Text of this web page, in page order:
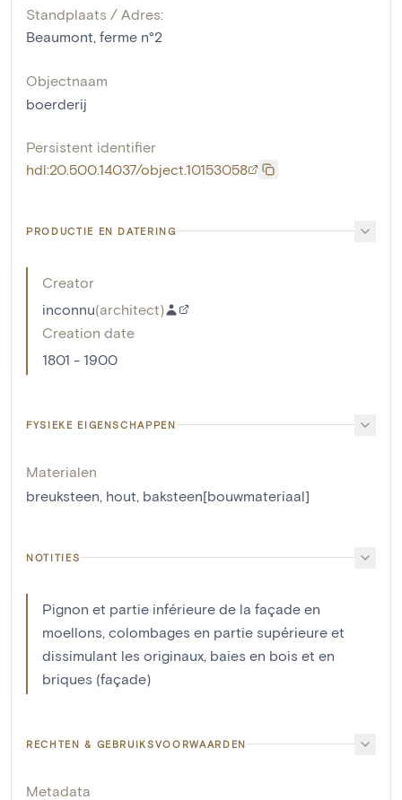
Standplaats / Adres:
Beaumont, ferme n°2
Objectnaam
boerderij
Persistent identifier
hdl:20.500.14037/object.10153058
PRODUCTIE EN DATERING
Creator
inconnu(architect)
Creation date
1801 - 1900
FYSIEKE EIGENSCHAPPEN
Materialen
breuksteen, hout, baksteen[bouwmateriaal]
NOTITIES
Pignon et partie inférieure de la façade en
moellons, colombages en partie supérieure et
dissimulant les originaux, baies en bois et en
briques (façade)
RECHTEN & GEBRUIKSVOORWAARDEN
Metadata